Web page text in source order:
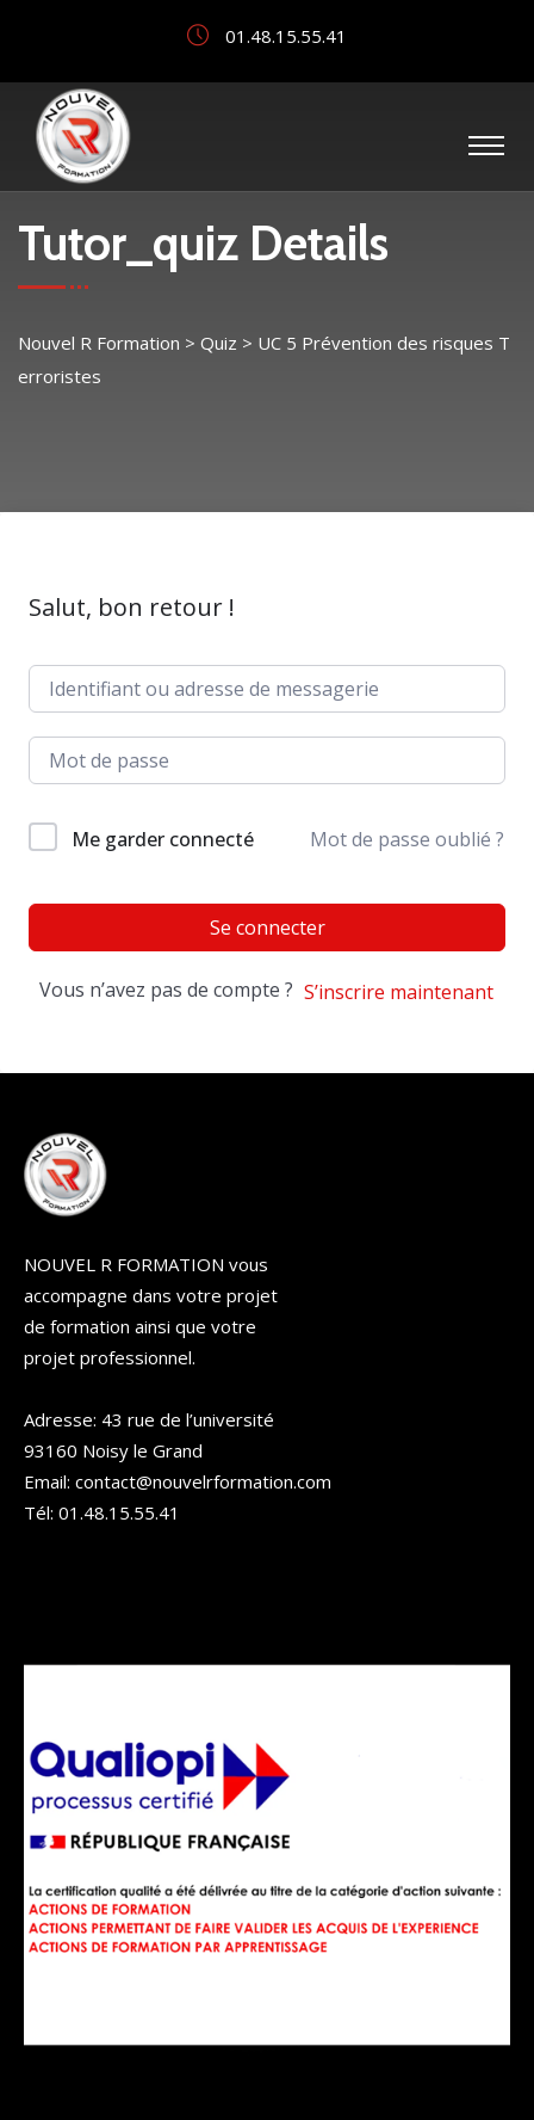
01.48.15.55.41
Tutor_quiz Details
Nouvel R Formation > Quiz > UC 5 Prévention des risques T
erroristes
Salut, bon retour !
Me garder connecté Mot de passe oublié ?
Se connecter
Vous n’avez pas de compte ? S’inscrire maintenant
NOUVEL R FORMATION vous
accompagne dans votre projet
de formation ainsi que votre
projet professionnel.
Adresse: 43 rue de l’université
93160 Noisy le Grand
Email: contact@nouvelrformation.com
Tél: 01.48.15.55.41